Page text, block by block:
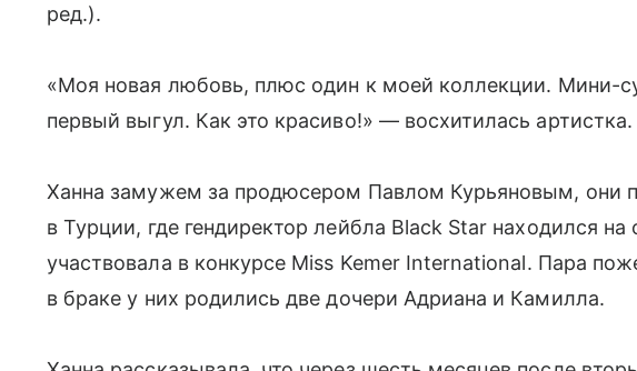
ред.).
«Моя новая любовь, плюс один к моей коллекции. Мини-
первый выгул. Как это красиво!» — восхитилась артистка.
Ханна замужем за продюсером Павлом Курьяновым, они
в Турции, где гендиректор лейбла Black Star находился
участвовала в конкурсе Miss Kemer International. Пара
в браке у них родились две дочери Адриана и Камилла.